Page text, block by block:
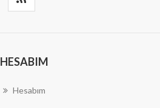
HESABIM
Hesabım